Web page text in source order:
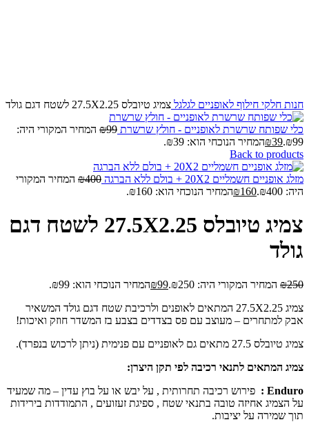
חנות חלקי חילוף לאופניים לגלגל צמיג טיובלס 27.5X2.25 לשטח דגם גולד
כלי שפותח שרשרת לאופניים - חולץ שרשרת ₪99
המחיר המקורי היה:
₪99.
₪39
המחיר הנוכחי הוא: ₪39.
Back to products
מזלג אופניים חשמליים 20X2 + בולם ללא הברגה ₪400
המחיר המקורי
היה: ₪400.
₪160 המחיר הנוכחי הוא: ₪160.
צמיג טיובלס 27.5X2.25 לשטח דגם
גולד
₪250 המחיר המקורי היה: ₪250. ₪99
המחיר הנוכחי הוא: ₪99.
צמיג 27.5X2.25 המתאים לאופנים ולרכיבת שטח דגם גולד המשאיר
אבק למתחרים – מעוצב עם פס בצדדים בצבע בז המשדר חוזק ואיכות!
צמיג טיובלס 27.5 מתאים גם לאופניים עם פנימית (ניתן לרכוש בנפרד).
צמיג המתאים לתנאי רכיבה לפי תקן היצרן:
Enduro :
פירוש רכיבה תחרותית , על יבש או על בוץ עדין – מה שמעיד
על הצמיג אחיזה טובה בתנאי שטח , ספיגת זעזועים , התמודדות בירידות
תוך שמירה על יציבות.